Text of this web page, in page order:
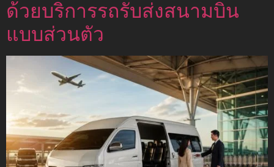
ด้วยบริการรถรับส่งสนามบิน
แบบส่วนตัว